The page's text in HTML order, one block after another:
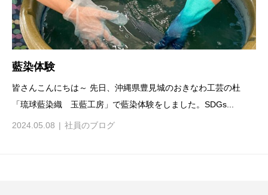
藍染体験
皆さんこんにちは～ 先日、沖縄県豊見城のおきなわ工芸の杜
「琉球藍染織 玉藍工房」で藍染体験をしました。SDGs...
2024.05.08 社員のブログ